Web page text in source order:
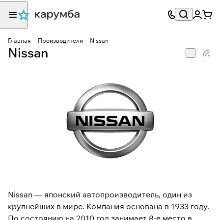
Главная Производители Nissan
Nissan
Nissan — японский автопроизводитель, один из
крупнейших в мире. Компания основана в 1933 году.
По состоянию на 2010 год занимает 8-е место в